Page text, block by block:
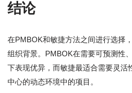
结论
在PMBOK和敏捷方法之间进行选择
组织背景。PMBOK在需要可预测性
下表现优异，而敏捷最适合需要灵活
中心的动态环境中的项目。